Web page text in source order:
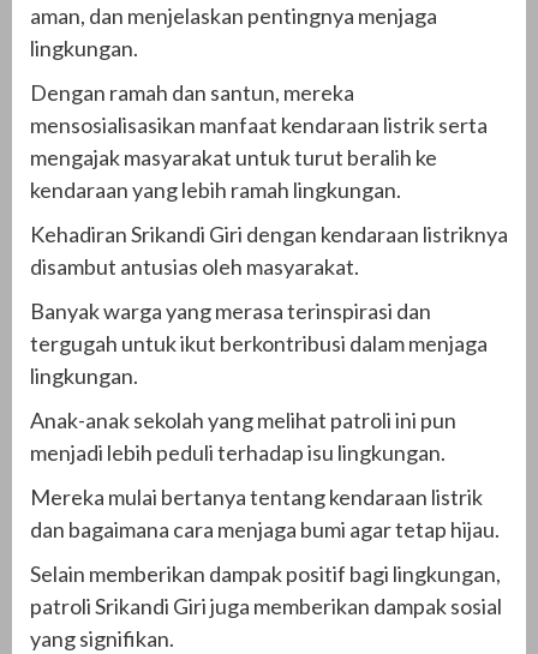
aman, dan menjelaskan pentingnya menjaga
lingkungan.
Dengan ramah dan santun, mereka
mensosialisasikan manfaat kendaraan listrik serta
mengajak masyarakat untuk turut beralih ke
kendaraan yang lebih ramah lingkungan.
Kehadiran Srikandi Giri dengan kendaraan listriknya
disambut antusias oleh masyarakat.
Banyak warga yang merasa terinspirasi dan
tergugah untuk ikut berkontribusi dalam menjaga
lingkungan.
Anak-anak sekolah yang melihat patroli ini pun
menjadi lebih peduli terhadap isu lingkungan.
Mereka mulai bertanya tentang kendaraan listrik
dan bagaimana cara menjaga bumi agar tetap hijau.
Selain memberikan dampak positif bagi lingkungan,
patroli Srikandi Giri juga memberikan dampak sosial
yang signifikan.